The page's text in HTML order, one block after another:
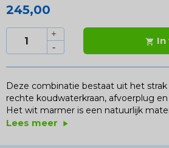
245,00
 In
Deze combinatie bestaat uit het
rechte koudwaterkraan, afvoerplug
Het wit marmer is een natuurlijk
Lees meer play_arrow